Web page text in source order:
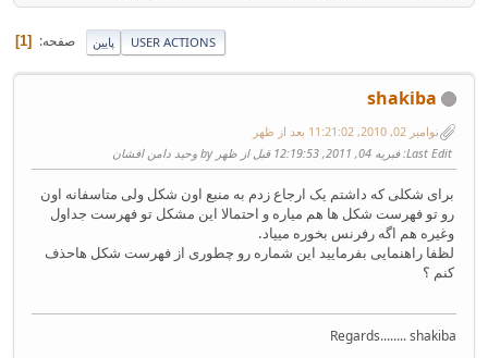
پایین صفحه 1 USER ACTIONS
shakiba
نوامبر 02, 2010, 11:21:02 بعد از ظهر
Last Edit: فبریه 04, 2011, 12:19:53 قبل از ظهر by وحید دامن افشان
برای شکلی که داشتم یک ارجاع زدم به منبع اون شکل ولی متاسفانه اون
رو تو فهرست شکل ها هم میاره و احتمالا این مشکل تو فهرست جداول
وغیره هم اگه رفرنس بخوره مییاد.
لظفا راهنمایی بفرمایید این شماره رو چطوری از فهرست شکل هاحذف
کنم ؟
Regards........ shakiba